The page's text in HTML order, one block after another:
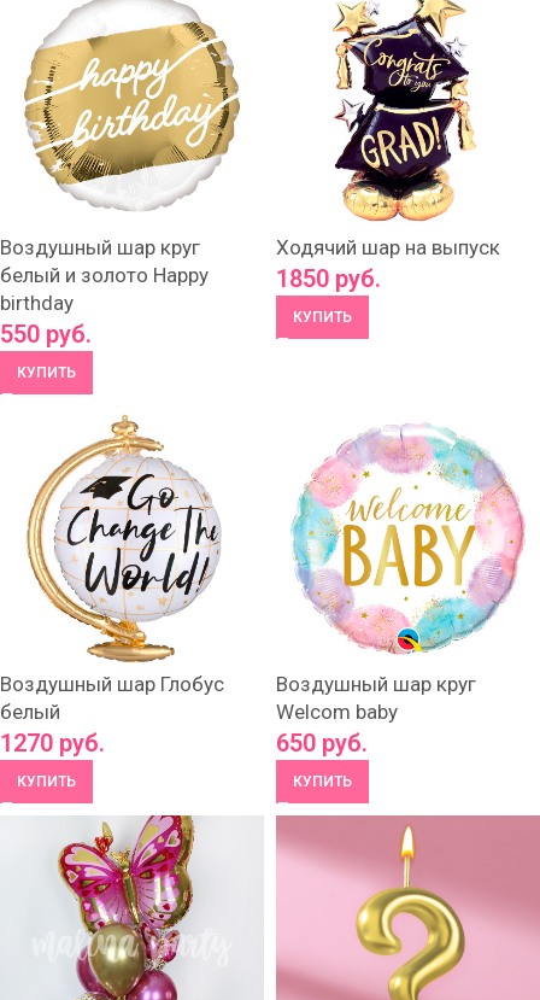
Воздушный шар круг
белый и золото Happy
birthday
550 руб.
КУПИТЬ
Ходячий шар на выпуск
1850 руб.
КУПИТЬ
Воздушный шар Глобус
белый
1270 руб.
КУПИТЬ
Воздушный шар круг
Welcom baby
650 руб.
КУПИТЬ